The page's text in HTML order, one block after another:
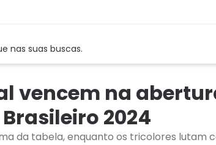
nas suas buscas.
vencem na
2024
da tabela, enquanto os tricolores lutam